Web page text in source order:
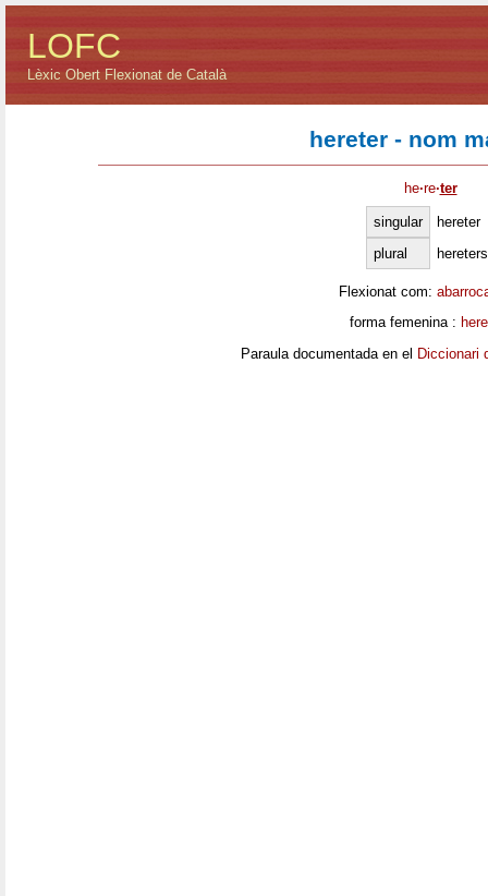
LOFC
Lèxic Obert Flexionat de Català
hereter - nom
he·re·ter
singular
hereter
plural
hereters
Flexionat com:
forma femenina :
Paraula documentada en el Diccionari